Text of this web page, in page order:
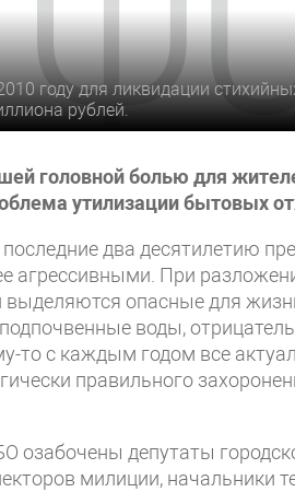
году для ликвидации
рублей.
головной болью для
утилизации бытовых
два десятилетию
агрессивными. При
выделяются опасные для
воды,
то с каждым годом все
правильного
озабочены депутаты
милиции, начальники